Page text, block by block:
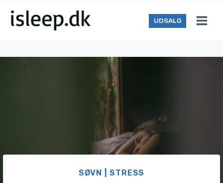
UDSALG
SØVN |STRESS